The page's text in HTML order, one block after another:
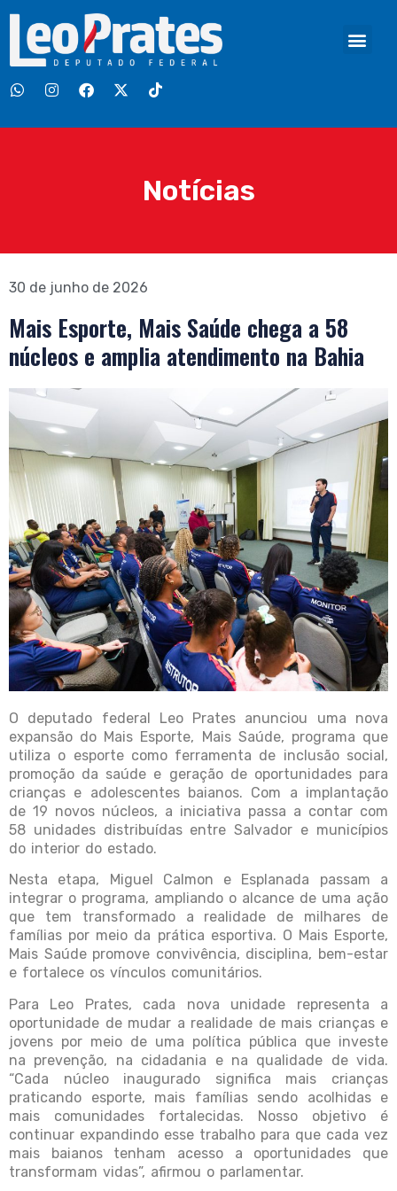
Notícias
30 de junho de 2026
Mais Esporte, Mais Saúde chega a 58
núcleos e amplia atendimento na Bahia
O deputado federal Leo Prates anunciou uma nova
expansão do Mais Esporte, Mais Saúde, programa que
utiliza o esporte como ferramenta de inclusão social,
promoção da saúde e geração de oportunidades para
crianças e adolescentes baianos. Com a implantação
de 19 novos núcleos, a iniciativa passa a contar com
58 unidades distribuídas entre Salvador e municípios
do interior do estado.
Nesta etapa, Miguel Calmon e Esplanada passam a
integrar o programa, ampliando o alcance de uma ação
que tem transformado a realidade de milhares de
famílias por meio da prática esportiva. O Mais Esporte,
Mais Saúde promove convivência, disciplina, bem-estar
e fortalece os vínculos comunitários.
Para Leo Prates, cada nova unidade representa a
oportunidade de mudar a realidade de mais crianças e
jovens por meio de uma política pública que investe
na prevenção, na cidadania e na qualidade de vida.
“Cada núcleo inaugurado significa mais crianças
praticando esporte, mais famílias sendo acolhidas e
mais comunidades fortalecidas. Nosso objetivo é
continuar expandindo esse trabalho para que cada vez
mais baianos tenham acesso a oportunidades que
transformam vidas”, afirmou o parlamentar.